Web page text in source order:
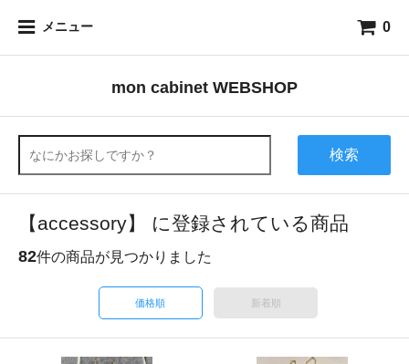
メニュー 0
mon cabinet WEBSHOP
検索
【accessory】 に登録されている商品
82件の商品が見つかりました
価格順 新着順